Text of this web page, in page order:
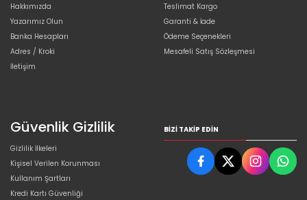
Hakkımızda
Yazarımız Olun
Banka Hesapları
Adres / Kroki
İletişim
Teslimat Kargo
Garanti & İade
Ödeme Seçenekleri
Mesafeli Satış Sözleşmesi
Güvenlik Gizlilik
Gizlilik İlkeleri
Kişisel Verilen Korunması
Kullanım Şartları
Kredi Kartı Güvenliği
BIZI TAKIP EDIN